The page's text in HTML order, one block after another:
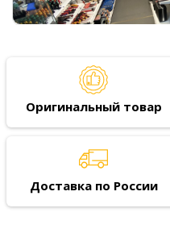
Оригинальный товар
Доставка по России